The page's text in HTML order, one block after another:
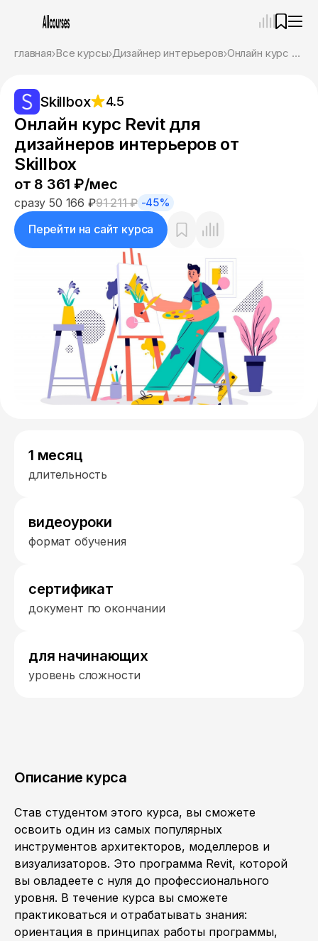
главная Все курсы Дизайнер интерьеров Онлайн курс Revit для дизайнеров интерьеров от Skillbox
Skillbox 4.5
Онлайн курс Revit для
дизайнеров интерьеров от
Skillbox
от 8 361 ₽/мес
сразу 50 166 ₽91 211 ₽ -45%
Перейти на сайт курса
1 месяц
длительность
видеоуроки
формат обучения
сертификат
документ по окончании
для начинающих
уровень сложности
Описание курса
Став студентом этого курса, вы сможете
освоить один из самых популярных
инструментов архитекторов, моделлеров и
визуализаторов. Это программа Revit, которой
вы овладеете с нуля до профессионального
уровня. В течение курса вы сможете
практиковаться и отрабатывать знания:
ориентация в принципах работы программы,
Ассистент
Привет! Я Ваш карьерный навигатор. Подберу
курсы, которые соответствует именно вашим
целям.
Пожалуйста, ответьте на несколько вопросов,
чтобы начать.
Приступим?